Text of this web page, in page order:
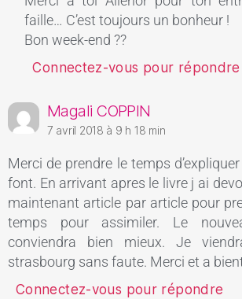
faille… C’est toujours un bonheur !
Bon week-end ??
Connectez-vous pour répondre
Magali COPPIN
7 avril 2018 à 9 h 18 min
Merci de prendre le temps
font. En arrivant apres le livre j ai
maintenant article par article pour
temps pour assimiler. Le
conviendra bien mieux. Je
strasbourg sans faute. Merci et a
Connectez-vous pour répondre